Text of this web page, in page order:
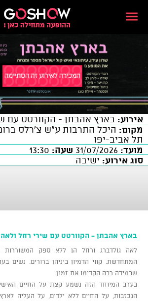
אירוע: בארץ אהבתן - הקוורטט עם
מקום: היכל התרבות ע"ש צ'רלס
תל אביב-יפו
מועד:
שעה:
סוג אירוע: ישיבה
בארץ אהבתן - הקוורטט עם שירי רחל ולאה
לאה גולדברג ורחל הן ללא ספק המשוררות
המתחדשת. קווי הדמיון ביניהן ברורים. נשים
שבמידה רבה הקדימו את זמנן.
בערב המיוחד הזה נשמע קצת על החיים
הנכזבות, על החיים ללא ילדים, על העליה